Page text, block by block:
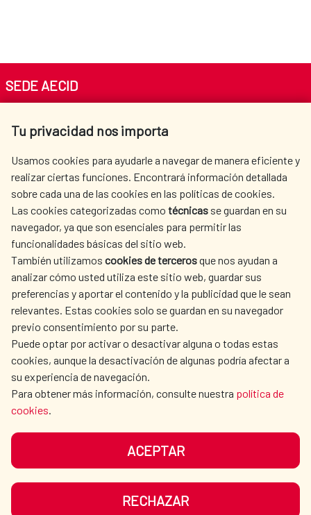
Tu privacidad nos importa
Usamos cookies para ayudarle a navegar de manera eficiente y
realizar ciertas funciones. Encontrará información detallada
sobre cada una de las cookies en las políticas de cookies.
Las cookies categorizadas como técnicas se guardan en su
navegador, ya que son esenciales para permitir las
funcionalidades básicas del sitio web.
También utilizamos cookies de tercerosque nos ayudan a
analizar cómo usted utiliza este sitio web, guardar sus
preferencias y aportar el contenido y la publicidad que le sean
relevantes. Estas cookies solo se guardan en su navegador
previo consentimiento por su parte.
Puede optar por activar o desactivar alguna o todas estas
cookies, aunque la desactivación de algunas podría afectar a
su experiencia de navegación.
Para obtener más información, consulte nuestra política de
cookies.
ACEPTAR
RECHAZAR
SEDE AECID
Tel. +34 900 20 30 54​​​​​​​
AECID
OÙ NOUS COOPÉRONS
L'ACTION HUMANITAIRE
ESPAGNOLE
SALLE DE PRESSE
CULTURE ET SCIENCE BIBLIOTHÈQUE
NOS RÉSEAUX SOCIAUX
PROTECTION DES DONNÉES
PLAN DU SITE